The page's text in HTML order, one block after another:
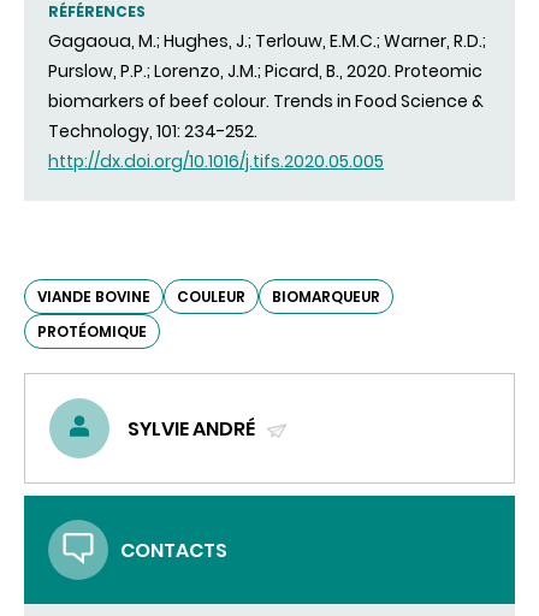
RÉFÉRENCES
Gagaoua, M.; Hughes, J.; Terlouw, E.M.C.; Warner, R.D.;
Purslow, P.P.; Lorenzo, J.M.; Picard, B., 2020. Proteomic
biomarkers of beef colour. Trends in Food Science &
Technology, 101: 234-252.
http://dx.doi.org/10.1016/j.tifs.2020.05.005
VIANDE BOVINE COULEUR
BIOMARQUEUR
PROTÉOMIQUE
SYLVIE ANDRÉ
UN
CONTACTS